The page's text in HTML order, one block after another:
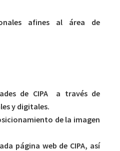
afines al área de
de CIPA a través de
y digitales.
de la imagen
página web de CIPA, así